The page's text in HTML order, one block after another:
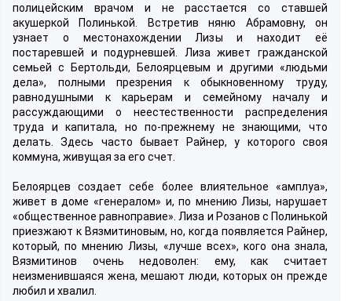
полицейским врачом и не расстается со ставшей
акушеркой Полинькой. Встретив няню Абрамовну, он
узнает о местонахождении Лизы и находит её
постаревшей и подурневшей. Лиза живет гражданской
семьей с Бертольди, Белоярцевым и другими «людьми
дела», полными презрения к обыкновенному труду,
равнодушными к карьерам и семейному началу и
рассуждающими о неестественности распределения
труда и капитала, но по-прежнему не знающими, что
делать. Здесь часто бывает Райнер, у которого своя
коммуна, живущая за его счет.
Белоярцев создает себе более влиятельное «амплуа»,
живет в доме «генералом» и, по мнению Лизы, нарушает
«общественное равноправие». Лиза и Розанов с Полинькой
приезжают к Вязмитиновым, но, когда появляется Райнер,
который, по мнению Лизы, «лучше всех», кого она знала,
Вязмитинов очень недоволен: ему, как считает
неизменившаяся жена, мешают люди, которых он прежде
любил и хвалил.